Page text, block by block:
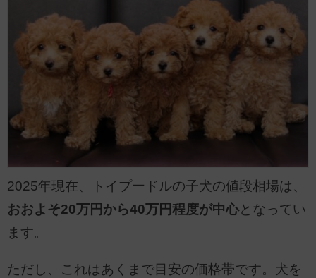
2025年現在、トイプードルの子犬の値段相場は、
おおよそ20万円から40万円程度が中心となってい
ます。
ただし、これはあくまで目安の価格帯です。犬を